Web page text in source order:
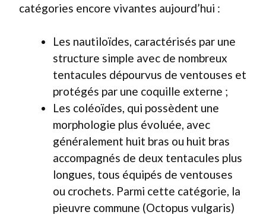
catégories encore vivantes aujourd’hui :
Les nautiloïdes, caractérisés par une
structure simple avec de nombreux
tentacules dépourvus de ventouses et
protégés par une coquille externe ;
Les coléoïdes, qui possèdent une
morphologie plus évoluée, avec
généralement huit bras ou huit bras
accompagnés de deux tentacules plus
longues, tous équipés de ventouses
ou crochets. Parmi cette catégorie, la
pieuvre commune (Octopus vulgaris)